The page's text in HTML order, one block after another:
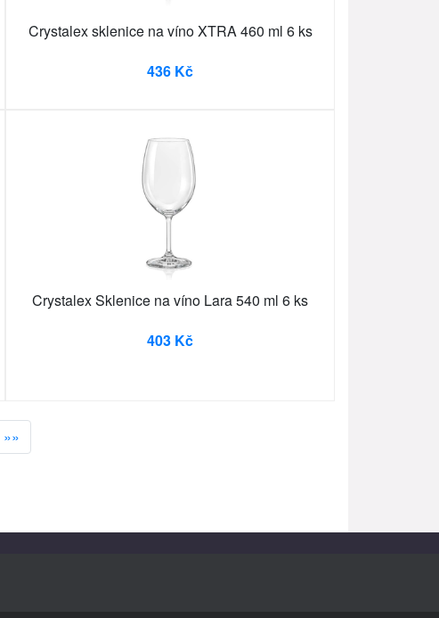
Crystalex sklenice na víno XTRA 460 ml 6 ks
436 Kč
Crystalex Sklenice na víno Lara 540 ml 6 ks
403 Kč
»»